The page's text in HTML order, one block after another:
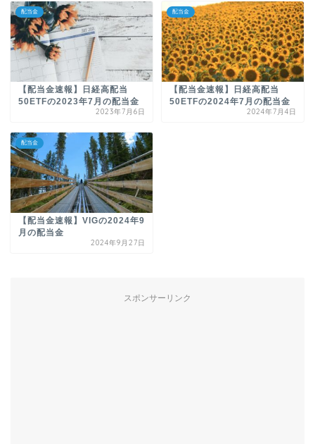
配当金
【配当金速報】日経高配当
50ETFの2023年7月の配当金
2023年7月6日
配当金
【配当金速報】日経高配当
50ETFの2024年7月の配当金
2024年7月4日
配当金
【配当金速報】VIGの2024年9
月の配当金
2024年9月27日
スポンサーリンク